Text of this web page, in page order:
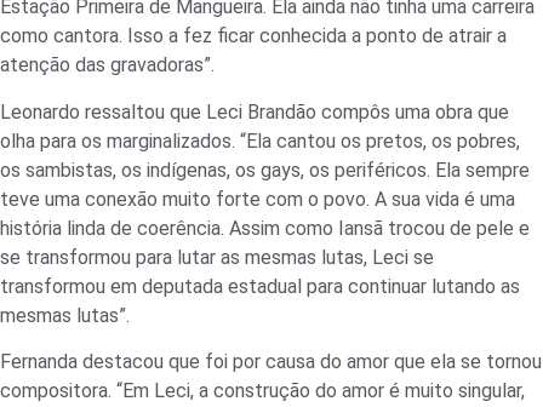
Estação Primeira de Mangueira. Ela ainda não tinha uma carreira
como cantora. Isso a fez ficar conhecida a ponto de atrair a
atenção das gravadoras”.
Leonardo ressaltou que Leci Brandão compôs uma obra que
olha para os marginalizados. “Ela cantou os pretos, os pobres,
os sambistas, os indígenas, os gays, os periféricos. Ela sempre
teve uma conexão muito forte com o povo. A sua vida é uma
história linda de coerência. Assim como Iansã trocou de pele e
se transformou para lutar as mesmas lutas, Leci se
transformou em deputada estadual para continuar lutando as
mesmas lutas”.
Fernanda destacou que foi por causa do amor que ela se tornou
compositora. “Em Leci, a construção do amor é muito singular,